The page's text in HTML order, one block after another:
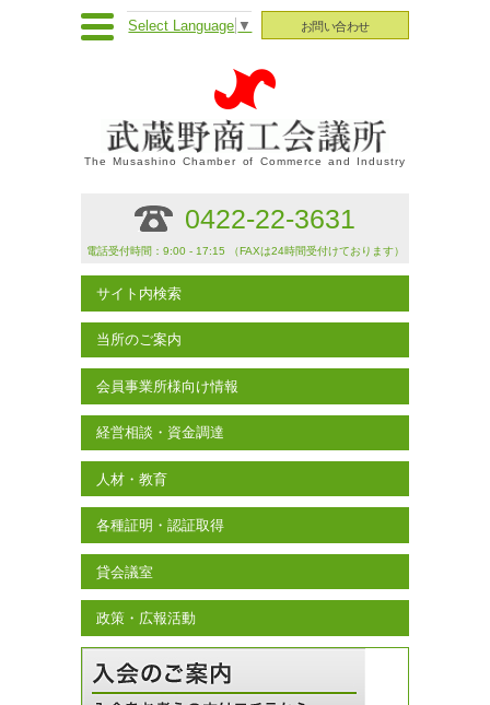
お問い合わせ
Select Language ▼
The Musashino Chamber of Commerce and Industry
0422-22-3631
電話受付時間：9:00 - 17:15 （FAXは24時間受付けております）
サイト内検索
当所のご案内
会員事業所様向け情報
経営相談・資金調達
人材・教育
各種証明・認証取得
貸会議室
政策・広報活動